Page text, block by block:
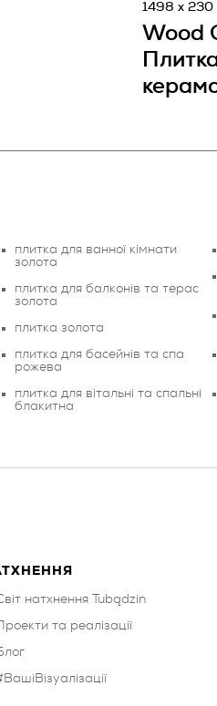
Wood
1498 x
плитка для ванної кімнати
золота
плитка для балконів та терас
золота
плитка золота
плитка для басейнів та спа
рожева
плитка для вітальні та спальні
блакитна
натхнення Tubądzin
Проекти та реалізації